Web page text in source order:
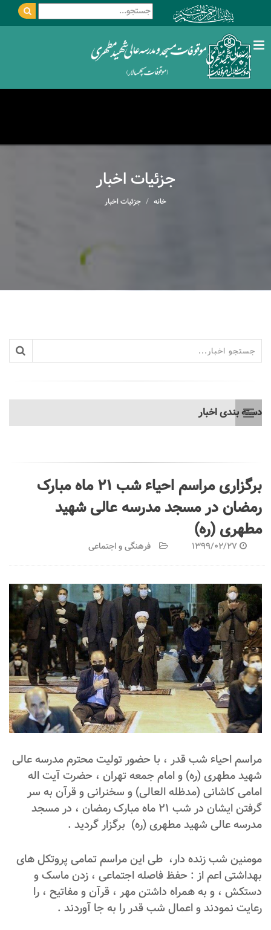
جزئیات اخبار
خانه جزئیات اخبار
دسته بندی اخبار
برگزاری مراسم احیاء شب 21 ماه مبارک
رمضان در مسجد مدرسه عالی شهید
مطهری (ره)
1399/02/27 فرهنگی و اجتماعی
مراسم احیاء شب قدر ، با حضور تولیت محترم مدرسه عالی
شهید مطهری (ره) و امام جمعه تهران ، حضرت آیت اله
امامی کاشانی (مدظله العالی) و سخنرانی و قرآن به سر
گرفتن ایشان در شب 21 ماه مبارک رمضان ، در مسجد
مدرسه عالی شهید مطهری (ره) برگزار گردید .
مومنین شب زنده دار، طی این مراسم تمامی پروتکل های
بهداشتی اعم از : حفظ فاصله اجتماعی ، زدن ماسک و
دستکش ، و به همراه داشتن مهر ، قرآن و مفاتیح ، را
رعایت نمودند و اعمال شب قدر را به جا آوردند .